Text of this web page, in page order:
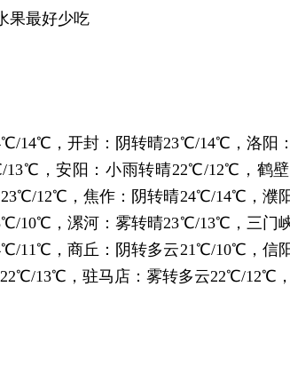
果最好少吃
14℃，开封：阴转晴23℃/14℃，洛阳
13℃，安阳：小雨转晴22℃/12℃，鹤
23℃/12℃，焦作：阴转晴24℃/14℃，濮
10℃，漯河：雾转晴23℃/13℃，三门
11℃，商丘：阴转多云21℃/10℃，信
22℃/13℃，驻马店：雾转多云22℃/12℃